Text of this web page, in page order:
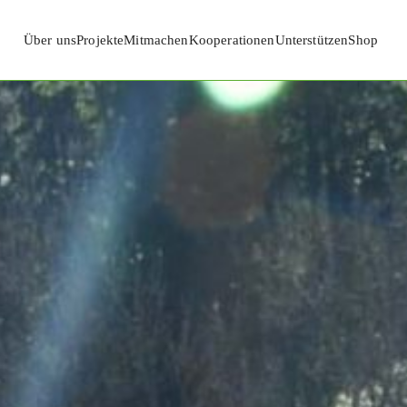
Über unsProjekteMitmachenKooperationenUnterstützenShop